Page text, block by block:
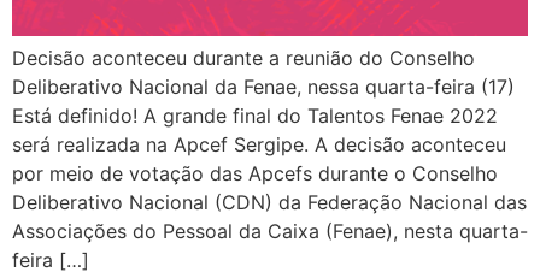
Decisão aconteceu durante a reunião do Conselho
Deliberativo Nacional da Fenae, nessa quarta-feira (17)
Está definido! A grande final do Talentos Fenae 2022
será realizada na Apcef Sergipe. A decisão aconteceu
por meio de votação das Apcefs durante o Conselho
Deliberativo Nacional (CDN) da Federação Nacional das
Associações do Pessoal da Caixa (Fenae), nesta quarta-
feira […]